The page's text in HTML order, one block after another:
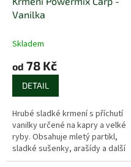
Vanilka
Skladem
od 78 Kč
DETAIL
Hrubé sladké krmení s příchutí
vanilky určené na kapry a velké
ryby. Obsahuje mletý partikl,
sladké sušenky, arašídy a další
složky lákavé pro kapry.